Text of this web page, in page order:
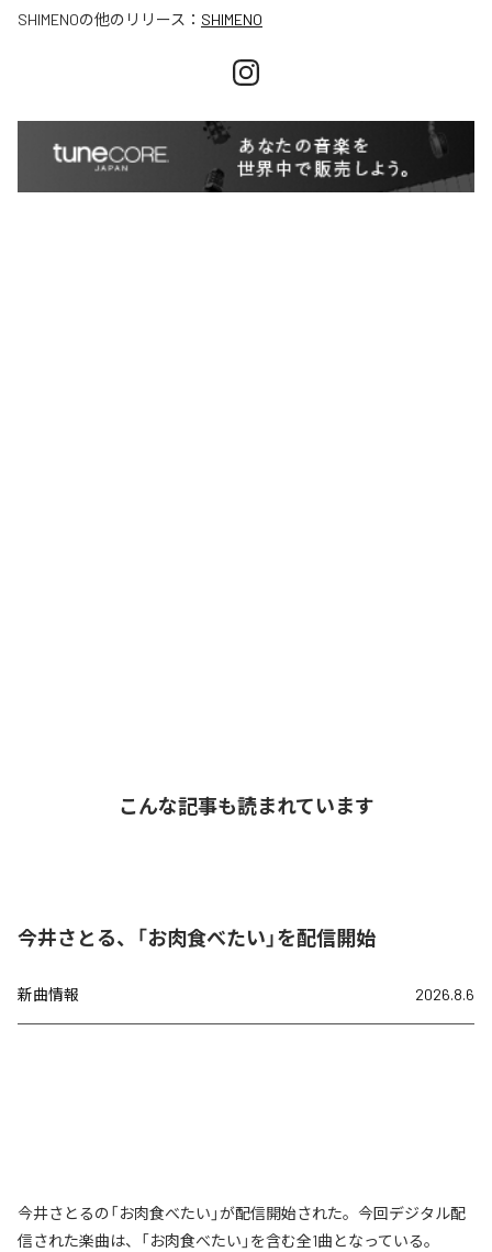
SHIMENOの他のリリース： SHIMENO
こんな記事も読まれています
今井さとる、「お肉食べたい」を配信開始
新曲情報 2026.8.6
今井さとるの「お肉食べたい」が配信開始された。今回デジタル配
信された楽曲は、「お肉食べたい」を含む全1曲となっている。